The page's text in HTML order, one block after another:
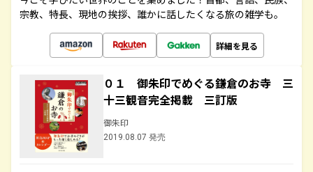
宗教、特長、現地の挨拶、誰かに話したくなる旅の雑学も。
詳細を見る
０１ 御朱印でめぐる鎌倉のお寺 三
十三観音完全掲載 三訂版
御朱印
2019.08.07 発売